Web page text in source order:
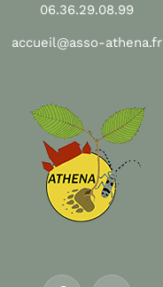
06.36.29.08.99
accueil@asso-athena.fr